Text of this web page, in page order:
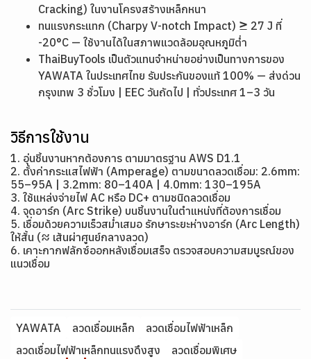
Cracking) ในงานโครงสร้างเหล็กหนา
ทนแรงกระแทก (Charpy V-notch Impact) ≥ 27 J ที่
-20°C — ใช้งานได้ในสภาพแวดล้อมอุณหภูมิต่ำ
ThaiBuyTools เป็นตัวแทนจำหน่ายอย่างเป็นทางการของ
YAWATA ในประเทศไทย รับประกันของแท้ 100% — ส่งด่วน
กรุงเทพ 3 ชั่วโมง | EEC วันถัดไป | ทั่วประเทศ 1–3 วัน
วิธีการใช้งาน
1. อุ่นชิ้นงานหากต้องการ ตามมาตรฐาน AWS D1.1
2. ตั้งค่ากระแสไฟฟ้า (Amperage) ตามขนาดลวดเชื่อม: 2.6mm:
55–95A | 3.2mm: 80–140A | 4.0mm: 130–195A
3. ใช้แหล่งจ่ายไฟ AC หรือ DC+ ตามชนิดลวดเชื่อม
4. จุดอาร์ก (Arc Strike) บนชิ้นงานในตำแหน่งที่ต้องการเชื่อม
5. เชื่อมด้วยความเร็วสม่ำเสมอ รักษาระยะห่างอาร์ก (Arc Length)
ให้สั้น (≈ เส้นผ่าศูนย์กลางลวด)
6. เคาะกากฟลักซ์ออกหลังเชื่อมเสร็จ ตรวจสอบความสมบูรณ์ของ
แนวเชื่อม
YAWATA ลวดเชื่อมเหล็ก
ลวดเชื่อมไฟฟ้าเหล็ก
ลวดเชื่อมไฟฟ้าเหล็กทนแรงดึงสูง
ลวดเชื่อมพิเศษ